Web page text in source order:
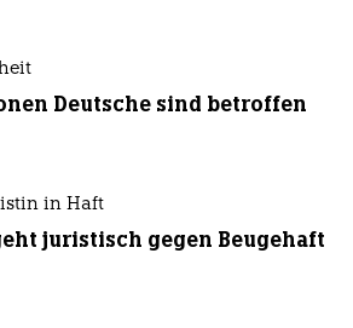
Deutsche sind betroffen
in Haft
juristisch gegen Beugehaft